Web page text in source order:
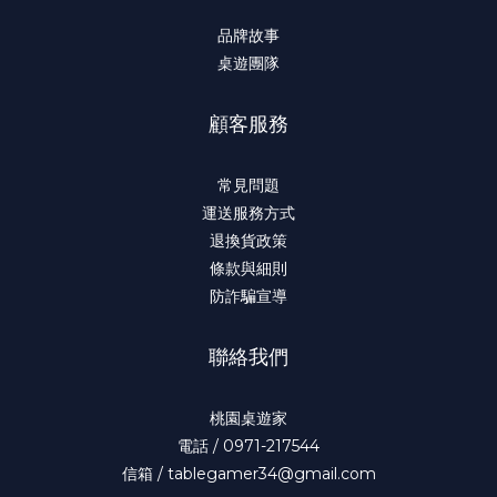
品牌故事
桌遊團隊
顧客服務
常見問題
運送服務方式
退換貨政策
條款與細則
防詐騙宣導
聯絡我們
桃園桌遊家
電話 / 0971-217544
信箱 / tablegamer34@gmail.com